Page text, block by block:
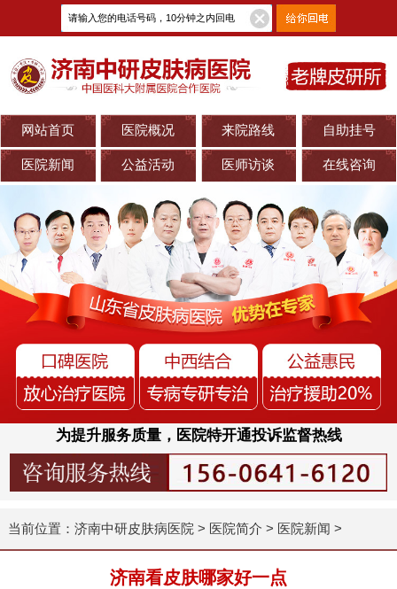
网站首页 医院概况 来院路线 自助挂号
医院新闻 公益活动 医师访谈 在线咨询
为提升服务质量，医院特开通投诉监督热线
当前位置： 济南中研皮肤病医院 > 医院简介 > 医院新闻 >
济南看皮肤哪家好一点